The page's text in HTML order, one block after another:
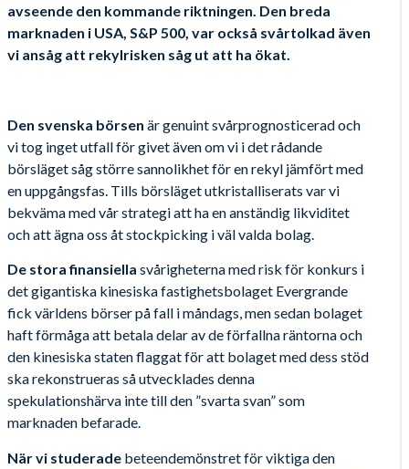
avseende den kommande riktningen. Den breda
marknaden i USA, S&P 500, var också svårtolkad även
vi ansåg att rekylrisken såg ut att ha ökat.
Den svenska börsen är genuint svårprognosticerad och
vi tog inget utfall för givet även om vi i det rådande
börsläget såg större sannolikhet för en rekyl jämfört med
en uppgångsfas. Tills börsläget utkristalliserats var vi
bekväma med vår strategi att ha en anständig likviditet
och att ägna oss åt stockpicking i väl valda bolag.
De stora finansiella svårigheterna med risk för konkurs i
det gigantiska kinesiska fastighetsbolaget Evergrande
fick världens börser på fall i måndags, men sedan bolaget
haft förmåga att betala delar av de förfallna räntorna och
den kinesiska staten flaggat för att bolaget med dess stöd
ska rekonstrueras så utvecklades denna
spekulationshärva inte till den ”svarta svan” som
marknaden befarade.
När vi studerade beteendemönstret för viktiga den